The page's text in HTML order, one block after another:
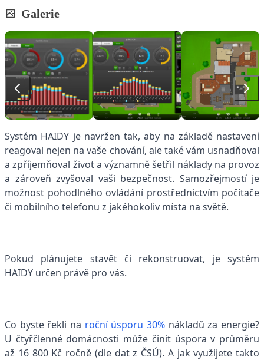
Galerie
Systém HAIDY je navržen tak, aby na základě nastavení
reagoval nejen na vaše chování, ale také vám usnadňoval
a zpříjemňoval život a významně šetřil náklady na provoz
a zároveň zvyšoval vaši bezpečnost. Samozřejmostí je
možnost pohodlného ovládání prostřednictvím počítače
či mobilního telefonu z jakéhokoliv místa na světě.
Pokud plánujete stavět či rekonstruovat, je systém
HAIDY určen právě pro vás.
Co byste řekli na roční úsporu 30% nákladů za energie?
U čtyřčlenné domácnosti může činit úspora v průměru
až 16 800 Kč ročně (dle dat z ČSÚ). A jak využijete takto